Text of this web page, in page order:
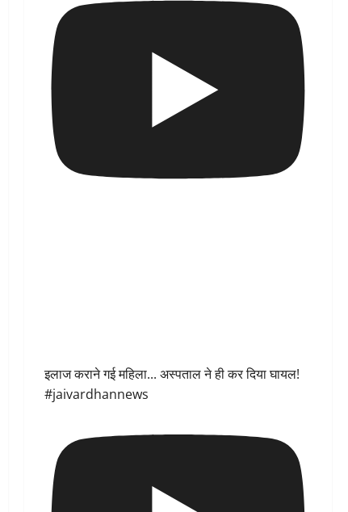
इलाज कराने गई महिला... अस्पताल ने ही कर दिया घायल!
#jaivardhannews